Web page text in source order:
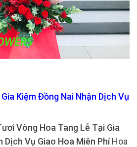
Kiệm Đồng Nai Nhận Dịch Vụ
Vòng Hoa Tang Lễ Tại Gia
Dịch Vụ Giao Hoa Miên PhíHoa